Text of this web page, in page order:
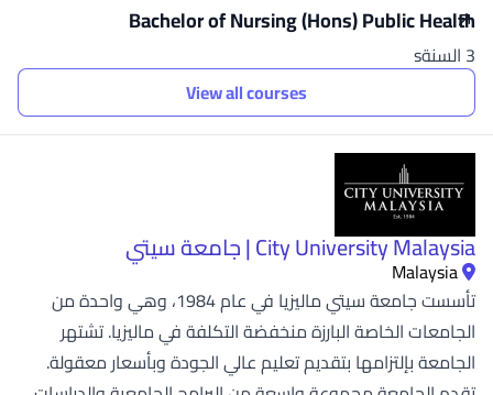
Bachelor of Nursing (Hons) Public Health
3 السنةs
View all courses
City University Malaysia | جامعة سيتي
Malaysia
تأسست جامعة سيتي ماليزيا في عام 1984، وهي واحدة من
الجامعات الخاصة البارزة منخفضة التكلفة في ماليزيا. تشتهر
الجامعة بإلتزامها بتقديم تعليم عالي الجودة وبأسعار معقولة.